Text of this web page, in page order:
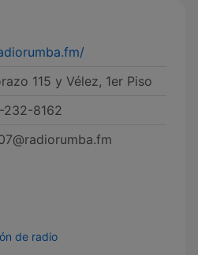
115 y Vélez, 1er Piso
8162
de radio